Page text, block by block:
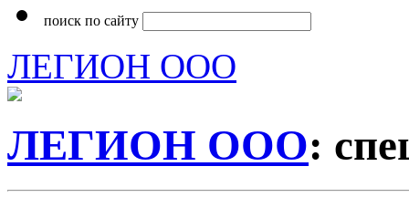
поиск по сайту
ЛЕГИОН ООО
ЛЕГИОН ООО: